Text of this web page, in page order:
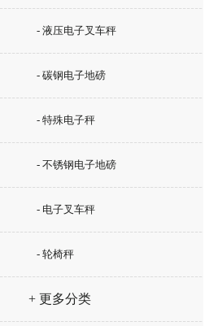
- 液压电子叉车秤
- 碳钢电子地磅
- 特殊电子秤
- 不锈钢电子地磅
- 电子叉车秤
- 轮椅秤
+ 更多分类